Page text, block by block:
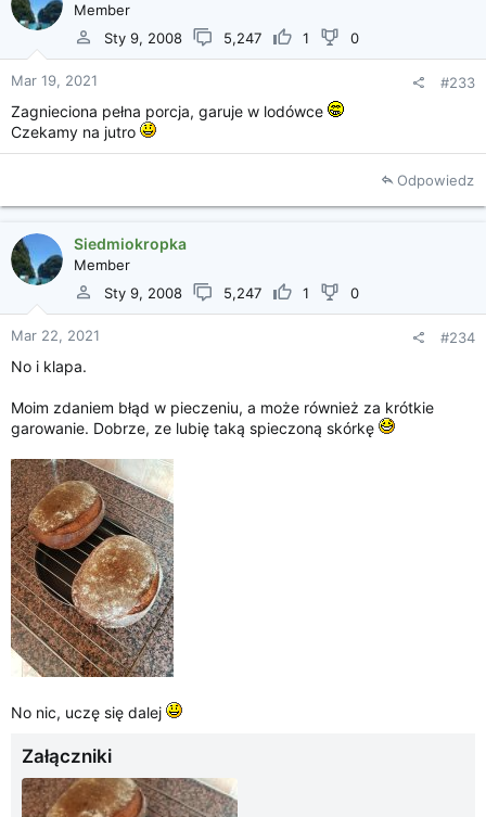
Member
Sty 9, 2008
5,247 1 0
Mar 19, 2021 #233
Zagnieciona pełna porcja, garuje w lodówce
Czekamy na jutro
Odpowiedz
Siedmiokropka
Member
Sty 9, 2008
5,247 1 0
Mar 22, 2021 #234
No i klapa.
Moim zdaniem błąd w pieczeniu, a może również za krótkie
garowanie. Dobrze, ze lubię taką spieczoną skórkę
No nic, uczę się dalej
Załączniki